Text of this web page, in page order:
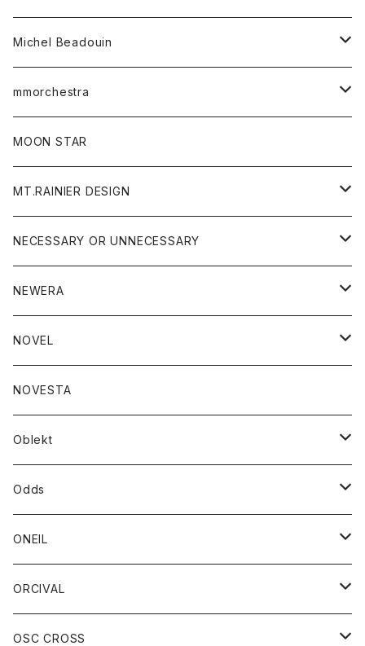
ポロシャツ
ロングスリーブTシャツ
フリース
ベルト
Michel Beadouin
トップス
ジャケット
ニット
パンツ
mmorchestra
帽子
MOON STAR
MT.RAINIER DESIGN
アウター
コート
ジャケット
アクセサリー
バッグ
グッズ
ウォレット
靴
トップス
ジャケット
シャツ
ボトム
ショートパンツ
パンツ
レディース
シャツ
Tシャツ
NECESSARY OR UNNECESSARY
アウター
コート
ジャケット
アクセサリー
バッグ
ブレスレット
グッズ
靴
ストール/マフラー
トップス
シャツ
シャツジャケット
ボトム
ショートパンツ
ジーンズ
NEWERA
帽子
NOVEL
トップス
カットソー
スエット
ボトム
NOVESTA
Oblekt
ボトム
ショートパンツ
パンツ
レディース
ボトム
Odds
帽子
ONEIL
スカート
ORCIVAL
アウター
OSC CROSS